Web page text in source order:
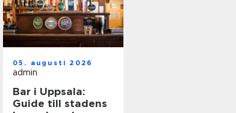
05. augusti 2026
admin
Bar i Uppsala:
Guide till stadens